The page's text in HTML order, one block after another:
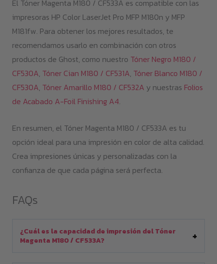
El Tóner Magenta M180 / CF533A es compatible con las
impresoras HP Color LaserJet Pro MFP M180n y MFP
M181fw. Para obtener los mejores resultados, te
recomendamos usarlo en combinación con otros
productos de Ghost, como nuestro Tóner Negro M180 /
CF530A, Tóner Cian M180 / CF531A, Tóner Blanco M180 /
CF530A, Tóner Amarillo M180 / CF532A y nuestras Folios
de Acabado A-Foil Finishing A4.
En resumen, el Tóner Magenta M180 / CF533A es tu
opción ideal para una impresión en color de alta calidad.
Crea impresiones únicas y personalizadas con la
confianza de que cada página será perfecta.
FAQs
¿Cuál es la capacidad de impresión del Tóner
Magenta M180 / CF533A?